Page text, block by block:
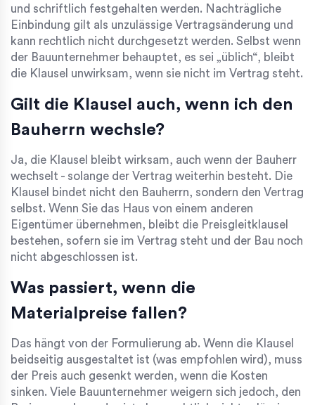
und schriftlich festgehalten werden. Nachträgliche
Einbindung gilt als unzulässige Vertragsänderung und
kann rechtlich nicht durchgesetzt werden. Selbst wenn
der Bauunternehmer behauptet, es sei „üblich“, bleibt
die Klausel unwirksam, wenn sie nicht im Vertrag steht.
Gilt die Klausel auch, wenn ich den
Bauherrn wechsle?
Ja, die Klausel bleibt wirksam, auch wenn der Bauherr
wechselt - solange der Vertrag weiterhin besteht. Die
Klausel bindet nicht den Bauherrn, sondern den Vertrag
selbst. Wenn Sie das Haus von einem anderen
Eigentümer übernehmen, bleibt die Preisgleitklausel
bestehen, sofern sie im Vertrag steht und der Bau noch
nicht abgeschlossen ist.
Was passiert, wenn die
Materialpreise fallen?
Das hängt von der Formulierung ab. Wenn die Klausel
beidseitig ausgestaltet ist (was empfohlen wird), muss
der Preis auch gesenkt werden, wenn die Kosten
sinken. Viele Bauunternehmer weigern sich jedoch, den